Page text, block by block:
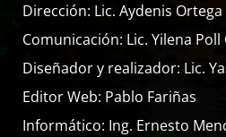
Dirección: Lic. Aydenis Ortega
Comunicación: Lic. Yilena Poll
Diseñador y realizador: Lic.
Editor Web: Pablo Fariñas
Informático: Ing. Ernesto